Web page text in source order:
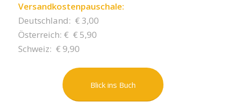
Versandkostenpauschale:
Deutschland: € 3,00
Österreich: € € 5,90
Schweiz: € 9,90
Blick ins Buch